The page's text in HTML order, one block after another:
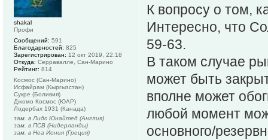
К вопросу о том,
Интересно, что
59-63.
В таком случае
может быть
вполне может
любой момент
основного/
shakal
Профи
Сообщений: 591
Благодарностей: 825
Зарегистрирован: 12 окт 2019, 22:18
Откуда: Серравалле, Сан-Марино
Рейтинг: 814
Космос (Сан-Марино)
Исфайрам (Кыргызстан)
Сукре (Боливия)
Джомо Космос (ЮАР)
Лодербах 1931 (Канада)
зам. в Лидс Юнайтед (Англия)
зам. в ПСВ (Нидерланды)
зам. в Неа Иония (Греция)